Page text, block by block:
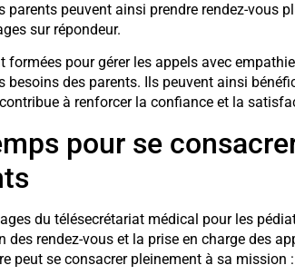
parents peuvent ainsi prendre rendez-vous
sur répondeur.
formées pour gérer les appels avec
besoins des parents. Ils peuvent ainsi
à renforcer la confiance et la
pour se
du télésecrétariat médical pour les
des rendez-vous et la prise en charge des
peut se consacrer pleinement à sa mission